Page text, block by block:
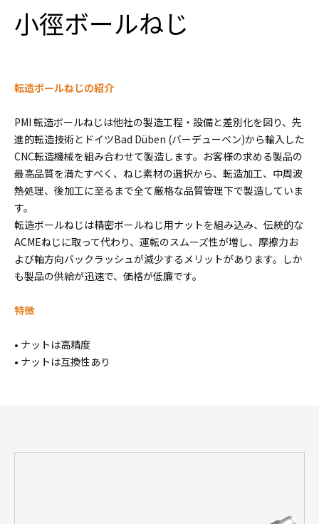
小徑ボールねじ
転造ボールねじの紹介
PMI 転造ボールねじは他社の製造工程・設備と差別化を図り、先
進的転造技術とドイツBad Düben (バーデューベン)から輸入した
CNC転造機械を組み合わせて製造します。お客様の求める製品の
最高品質を満たすべく、ねじ素材の選択から、転造加工、中周波
熱処理、後加工に至るまで全て厳格な品質管理下で製造していま
す。
転造ボールねじは精密ボールねじ用ナットを組み込み、伝統的な
ACMEねじに取って代わり、運転のスムーズ性が増し、摩擦力お
よび軸方向バックラッシュが減少するメリットがあります。しか
も製品の供給が迅速で、価格が低廉です。
特徴
• ナットは高精度
• ナットは互換性あり